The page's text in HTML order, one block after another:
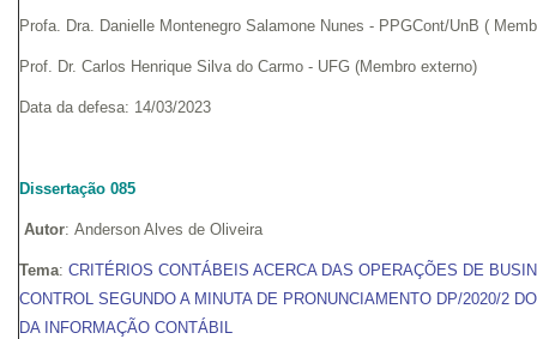
Profa. Dra. Danielle Montenegro Salamone Nunes - PPGCont/UnB (
Prof. Dr. Carlos Henrique Silva do Carmo - UFG (Membro externo)
Data da defesa: 14/03/2023
Dissertação 085
Autor: Anderson Alves de Oliveira
Tema: CRITÉRIOS CONTÁBEIS ACERCA DAS OPERAÇÕES DE
CONTROL SEGUNDO A MINUTA DE PRONUNCIAMENTO DP/2020/2
DA INFORMAÇÃO CONTÁBIL